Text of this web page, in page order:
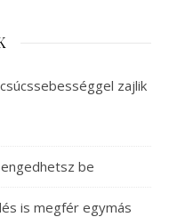
zajlik
be
is megfér egymás